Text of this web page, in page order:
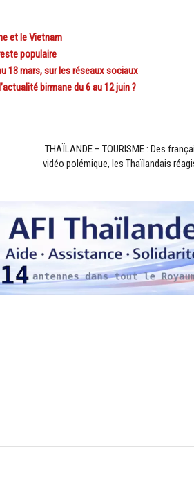
et le Vietnam
populaire
13 mars, sur les réseaux sociaux
birmane du 6 au 12 juin ?
THAÏLANDE – TOURISME : Des
vidéo polémique, les Thaïlandais